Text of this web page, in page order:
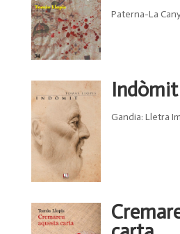
Paterna-La
Indòmit
Gandia: Lletra